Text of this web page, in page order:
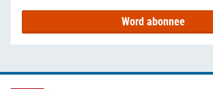
Word abonnee